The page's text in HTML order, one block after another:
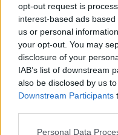
opt-out request is
interest-based ads
us or personal
your opt-out. You may
disclosure of your
IAB’s list of downstream
also be disclosed by us
Downstream Participants
Please note that this
Personal Data
Brutálisnak
verekedős
legújabb
kristfvarg|2023 szeptember